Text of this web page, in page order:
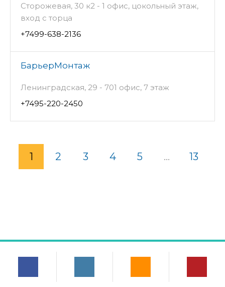
Сторожевая, 30 к2 - 1 офис, цокольный этаж,
вход с торца
+7499-638-2136
БарьерМонтаж
Ленинградская, 29 - 701 офис, 7 этаж
+7495-220-2450
1 2 3 4 5 ... 13